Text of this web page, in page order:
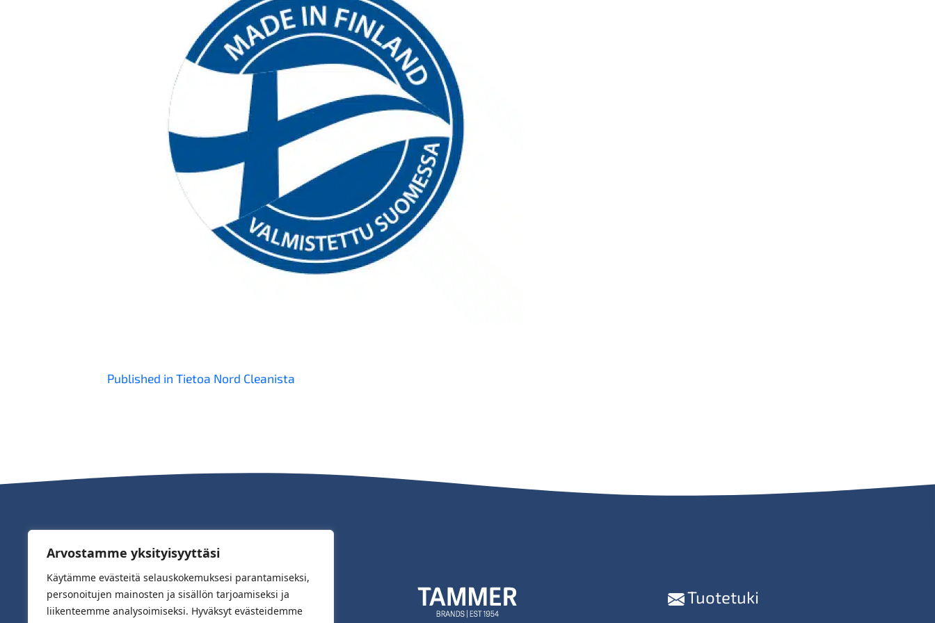
Arvostamme yksityisyyttäsi
Käytämme evästeitä selauskokemuksesi parantamiseksi,
personoitujen mainosten ja sisällön tarjoamiseksi ja
liikenteemme analysoimiseksi. Hyväksyt evästeidemme
Artikkelien
Published in Tietoa Nord Cleanista
Tuotetuki